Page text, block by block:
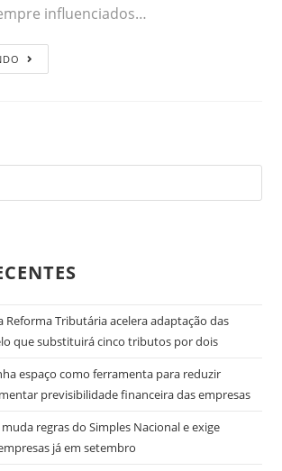
influenciados…
Reforma Tributária acelera adaptação das
que substituirá cinco tributos por dois
espaço como ferramenta para reduzir
previsibilidade financeira das empresas
regras do Simples Nacional e exige
já em setembro